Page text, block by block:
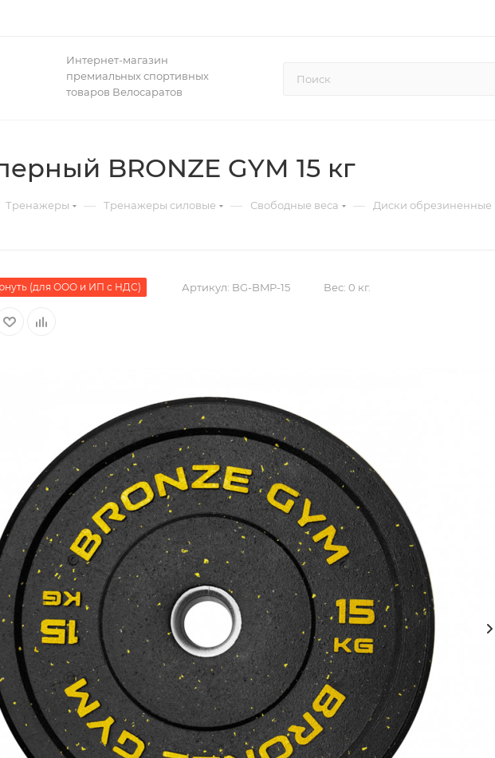
Интернет-магазин
премиальных спортивных
товаров Велосаратов
BRONZE GYM 15 кг
Тренажеры — Тренажеры силовые — Свободные веса — Диски обрезиненные
(для ООО и ИП с НДС) Артикул: BG-BMP-15 Вес: 0 кг.